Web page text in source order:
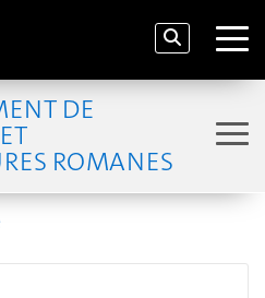
DE
ROMANES